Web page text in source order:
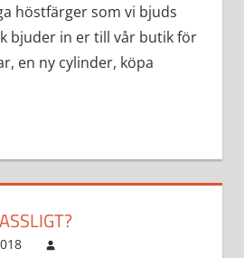
höstfärger som vi bjuds
bjuder in er till vår butik för
en ny cylinder, köpa